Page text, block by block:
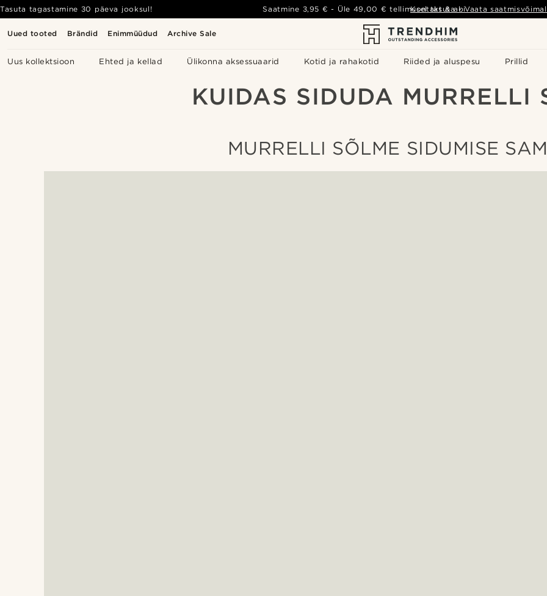
Uued tooted Brändid Enimmüüdud Archive Sale
Uus kollektsioon Ehted ja kellad Ülikonna aksessuaarid Kotid ja rahakotid Riided ja aluspesu Prillid
Tasuta tagastamine 30 päeva jooksul! Saatmine 3,95 € - Üle 49,00 € tellimusel tasuta- Vaata
Kontakt & abi
KUIDAS SIDUDA MURRELLI
MURRELLI SÕLME SIDUMISE